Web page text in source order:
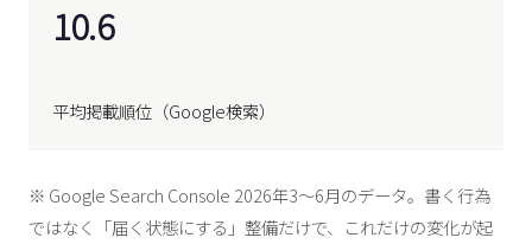
10.6
平均掲載順位（Google検索）
※ Google Search Console 2026年3〜6月のデータ。書く行為
ではなく「届く状態にする」整備だけで、これだけの変化が起